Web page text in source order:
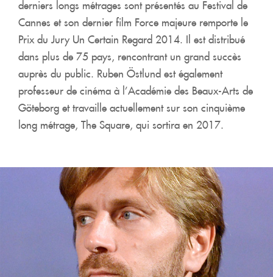
derniers longs métrages sont présentés au Festival de
Cannes et son dernier film Force majeure remporte le
Prix du Jury Un Certain Regard 2014. Il est distribué
dans plus de 75 pays, rencontrant un grand succès
auprès du public. Ruben Östlund est également
professeur de cinéma à l’Académie des Beaux-Arts de
Göteborg et travaille actuellement sur son cinquième
long métrage, The Square, qui sortira en 2017.